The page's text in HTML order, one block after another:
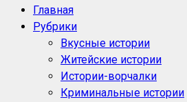
Блог историй NoorySan
Главная
Рубрики
Вкусные истории
Житейские истории
Истории-ворчалки
Криминальные истории